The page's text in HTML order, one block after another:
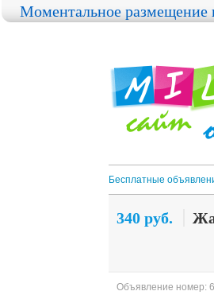
Бесплатные
340 руб.
Объявление номер:
Моментальное размещение